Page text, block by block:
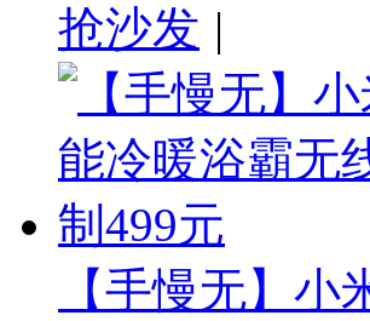
抢沙发 |
【手慢无】